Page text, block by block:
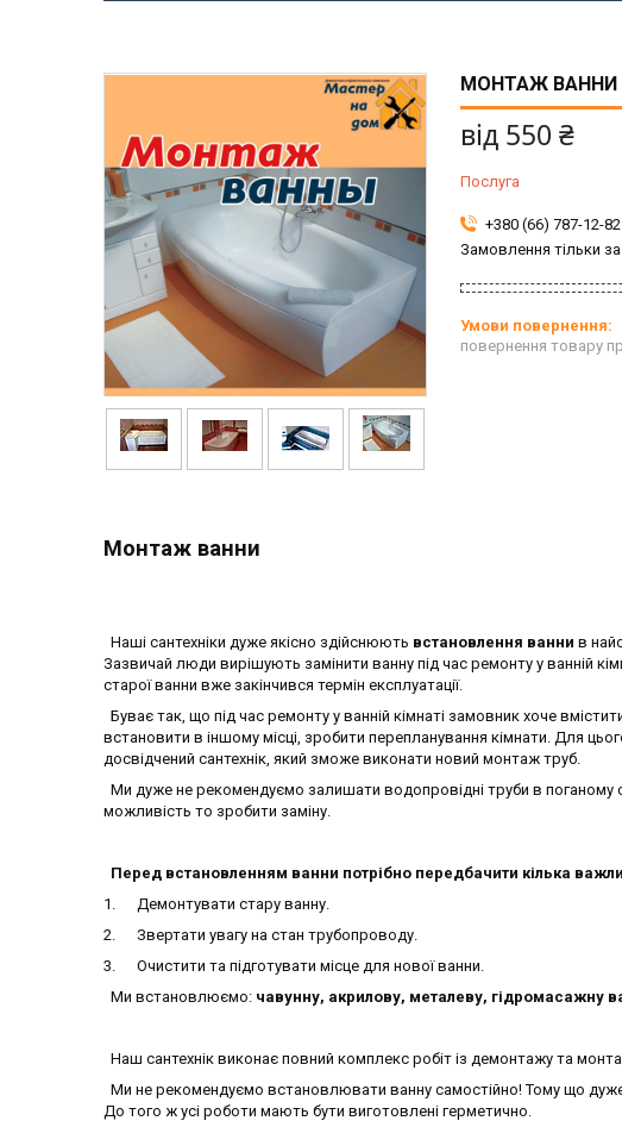
МОНТАЖ ВАННИ
від 550 ₴
Послуга
+380 (66) 787-12-82
Замовлення тільки
повернення товару
Монтаж ванни
Наші сантехніки дуже якісно здійснюють встановлення ванни в
Зазвичай люди вирішують замінити ванну під час ремонту у ванній
старої ванни вже закінчився термін експлуатації.
Буває так, що під час ремонту у ванній кімнаті замовник хоче
встановити в іншому місці, зробити перепланування кімнати. Для
досвідчений сантехнік, який зможе виконати новий монтаж труб.
Ми дуже не рекомендуємо залишати водопровідні труби в поганому
можливість то зробити заміну.
Перед встановленням ванни потрібно передбачити кілька
1. Демонтувати стару ванну.
2. Звертати увагу на стан трубопроводу.
3. Очистити та підготувати місце для нової ванни.
Ми встановлюємо: чавунну, акрилову, металеву, гідромасажну
Наш сантехнік виконає повний комплекс робіт із демонтажу та
Ми не рекомендуємо встановлювати ванну самостійно! Тому що
До того ж усі роботи мають бути виготовлені герметично.